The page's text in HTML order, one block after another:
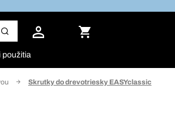
použitia
Skrutky do drevotriesky EASYclassic